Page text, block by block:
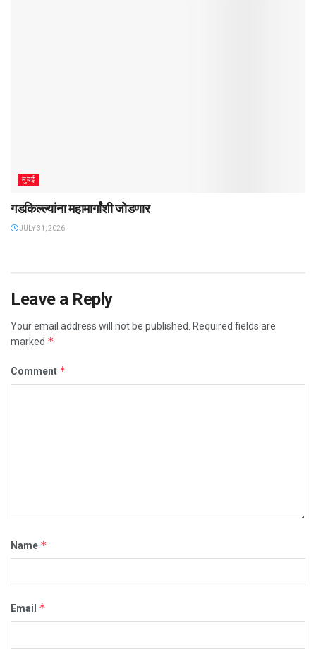
मुंबई
गडकिल्ल्यांना महामार्गांशी जोडणार
JULY 31, 2026
Leave a Reply
Your email address will not be published.
Required fields are
marked *
Comment *
Name *
Email *